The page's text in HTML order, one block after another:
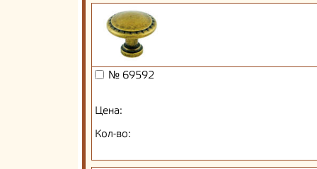
№ 69592
Цена:
Кол-во: